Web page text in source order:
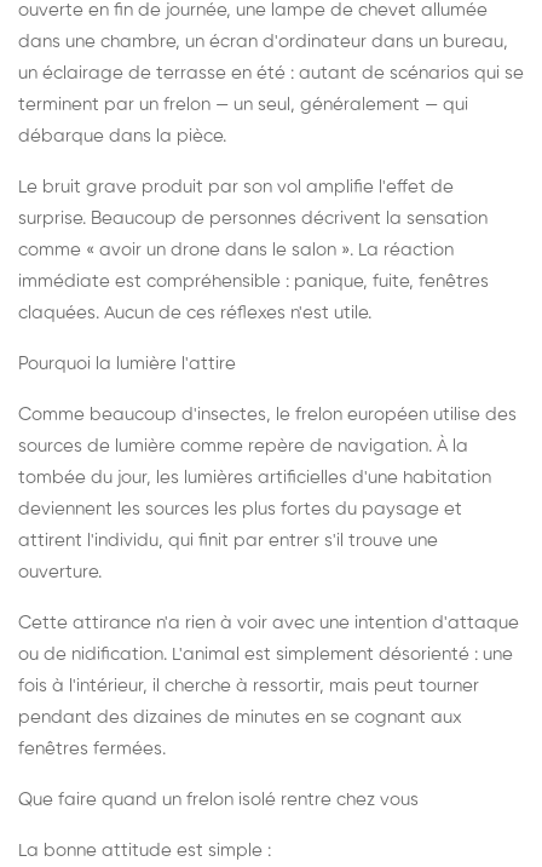
ouverte en fin de journée, une lampe de chevet allumée
dans une chambre, un écran d'ordinateur dans un bureau,
un éclairage de terrasse en été : autant de scénarios qui se
terminent par un frelon — un seul, généralement — qui
débarque dans la pièce.
Le bruit grave produit par son vol amplifie l'effet de
surprise. Beaucoup de personnes décrivent la sensation
comme « avoir un drone dans le salon ». La réaction
immédiate est compréhensible : panique, fuite, fenêtres
claquées. Aucun de ces réflexes n'est utile.
Pourquoi la lumière l'attire
Comme beaucoup d'insectes, le frelon européen utilise des
sources de lumière comme repère de navigation. À la
tombée du jour, les lumières artificielles d'une habitation
deviennent les sources les plus fortes du paysage et
attirent l'individu, qui finit par entrer s'il trouve une
ouverture.
Cette attirance n'a rien à voir avec une intention d'attaque
ou de nidification. L'animal est simplement désorienté : une
fois à l'intérieur, il cherche à ressortir, mais peut tourner
pendant des dizaines de minutes en se cognant aux
fenêtres fermées.
Que faire quand un frelon isolé rentre chez vous
La bonne attitude est simple :